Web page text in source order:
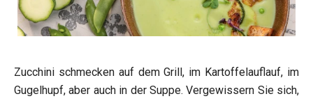
Zucchini schmecken auf dem Grill, im Kartoffelauflauf, im
Gugelhupf, aber auch in der Suppe. Vergewissern Sie sich,